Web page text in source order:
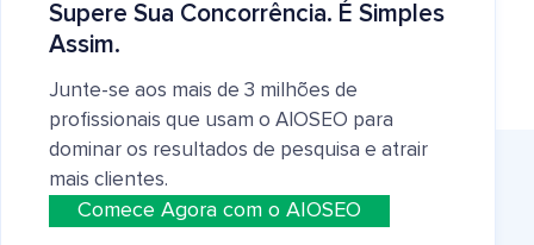
Supere Sua Concorrência. É Simples
Assim.
Junte-se aos mais de 3 milhões de
profissionais que usam o AIOSEO para
dominar os resultados de pesquisa e atrair
mais clientes.
Comece Agora com o AIOSEO